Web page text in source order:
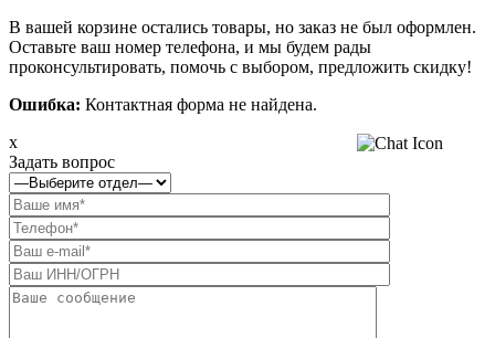
В вашей корзине остались товары, но заказ не был оформлен.
Оставьте ваш номер телефона, и мы будем рады
проконсультировать, помочь с выбором, предложить скидку!
Ошибка: Контактная форма не найдена.
x
Задать вопрос